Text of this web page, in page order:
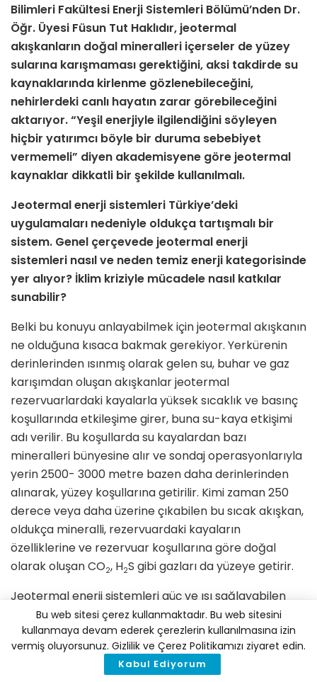
Bilimleri Fakültesi Enerji Sistemleri Bölümü’nden Dr.
Öğr. Üyesi Füsun Tut Haklıdır, jeotermal
akışkanların doğal mineralleri içerseler de yüzey
sularına karışmaması gerektiğini, aksi takdirde su
kaynaklarında kirlenme gözlenebileceğini,
nehirlerdeki canlı hayatın zarar görebileceğini
aktarıyor. “Yeşil enerjiyle ilgilendiğini söyleyen
hiçbir yatırımcı böyle bir duruma sebebiyet
vermemeli” diyen akademisyene göre jeotermal
kaynaklar dikkatli bir şekilde kullanılmalı.
Jeotermal enerji sistemleri Türkiye’deki
uygulamaları nedeniyle oldukça tartışmalı bir
sistem. Genel çerçevede jeotermal enerji
sistemleri nasıl ve neden temiz enerji kategorisinde
yer alıyor? İklim kriziyle mücadele nasıl katkılar
sunabilir?
Belki bu konuyu anlayabilmek için jeotermal akışkanın
ne olduğuna kısaca bakmak gerekiyor. Yerkürenin
derinlerinden ısınmış olarak gelen su, buhar ve gaz
karışımdan oluşan akışkanlar jeotermal
rezervuarlardaki kayalarla yüksek sıcaklık ve basınç
koşullarında etkileşime girer, buna su-kaya etkişimi
adı verilir. Bu koşullarda su kayalardan bazı
mineralleri bünyesine alır ve sondaj operasyonlarıyla
yerin 2500- 3000 metre bazen daha derinlerinden
alınarak, yüzey koşullarına getirilir. Kimi zaman 250
derece veya daha üzerine çıkabilen bu sıcak akışkan,
oldukça mineralli, rezervuardaki kayaların
özelliklerine ve rezervuar koşullarına göre doğal
olarak oluşan CO2, H2S gibi gazları da yüzeye getirir.
Jeotermal enerji sistemleri güç ve ısı sağlayabilen
sistemler. Akışkan sıcaklığına bağlı olarak biz 20
derecede balık üretiminden başlayarak, 80 derecede
bölgesel ısıtma ve soğutma, 100 derecenin üzerinden
endüstriyel, tarımsal amaçlı kurutma, 150 derece
Bu web sitesi çerez kullanmaktadır. Bu web sitesini
kullanmaya devam ederek çerezlerin kullanılmasına izin
vermiş oluyorsunuz. Gizlilik ve Çerez Politikamızı ziyaret edin.
Kabul Ediyorum